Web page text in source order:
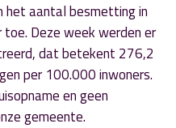
het aantal besmetting in
Deze week werden er
dat betekent 276,2
per 100.000 inwoners.
en geen
gemeente.